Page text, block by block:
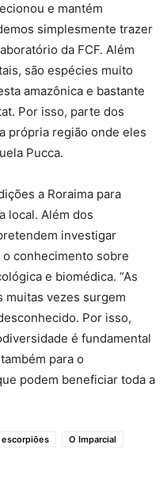
e mantém
simplesmente trazer
da FCF. Além
são espécies muito
amazônica e bastante
Por isso, parte dos
própria região onde eles
Pucca.
a Roraima para
local. Além dos
investigar
conhecimento sobre
e biomédica. “As
muitas vezes surgem
Por isso,
é fundamental
para o
podem beneficiar toda a
escorpiões
O Imparcial